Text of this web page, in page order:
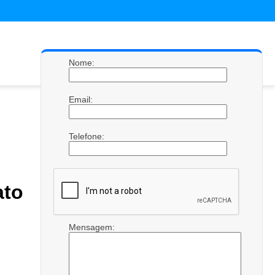
Nome:
Email:
Telefone:
Mensagem: